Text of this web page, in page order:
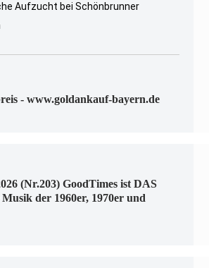
Aufzucht bei Schönbrunner
- www.goldankauf-bayern.de
(Nr.203) GoodTimes ist DAS
der 1960er, 1970er und